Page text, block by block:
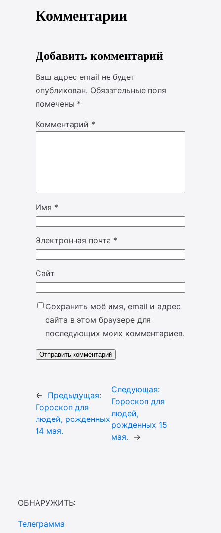
Комментарии
Добавить комментарий
Ваш адрес email не будет
опубликован. Обязательные поля
помечены *
Комментарий *
Имя *
Электронная почта *
Сайт
Сохранить моё имя, email и адрес
сайта в этом браузере для
последующих моих комментариев.
← Предыдущая:
Гороскоп для
людей, рожденных
14 мая.
Следующая:
Гороскоп для
людей,
рожденных 15
мая.
→
ОБНАРУЖИТЬ:
Телеграмма